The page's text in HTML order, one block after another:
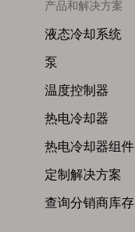
Footer
Menu
产品和解决方案
液态冷却系统
泵
温度控制器
热电冷却器
热电冷却器组件
定制解决方案
查询分销商库存